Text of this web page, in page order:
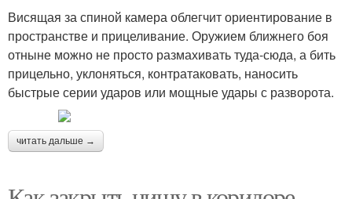
Висящая за спиной камера облегчит ориентирование в
пространстве и прицеливание. Оружием ближнего боя
отныне можно не просто размахивать туда-сюда, а бить
прицельно, уклоняться, контратаковать, наносить
быстрые серии ударов или мощные удары с разворота.
читать дальше →